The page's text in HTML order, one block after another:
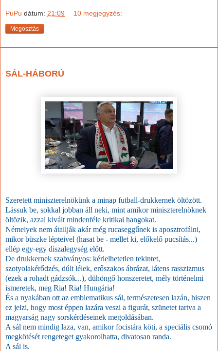
PuPu dátum: 21:09 10 megjegyzés:
Megosztás
SÁL-HÁBORÚ
Szeretett miniszterelnökünk a minap futball-drukkernek öltözött.
Lássuk be, sokkal jobban áll neki, mint amikor miniszterelnöknek
öltözik, azzal kivált mindenféle kritikai hangokat.
Némelyek nem átallják akár még rucaseggűnek is aposztrofálni,
mikor büszke lépteivel (hasat be - mellet ki, előkelő pucsítás...)
ellép egy-egy díszalegység előtt.
De drukkernek szabványos: kérlelhetetlen tekintet,
szotyolakérődzés, dúlt lélek, erőszakos ábrázat, látens rasszizmus
(ezek a rohadt gádzsók...), dühöngő honszeretet, mély történelmi
ismeretek, meg Ria! Ria! Hungária!
És a nyakában ott az emblematikus sál, természetesen lazán, hiszen
ez jelzi, hogy most éppen lazára veszi a figurát, szünetet tartva a
magyarság nagy sorskérdéseinek megoldásában.
A sál nem mindig laza, van, amikor focistára köti, a speciális csomó
megkötését rengeteget gyakorolhatta, divatosan randa.
A sál is.